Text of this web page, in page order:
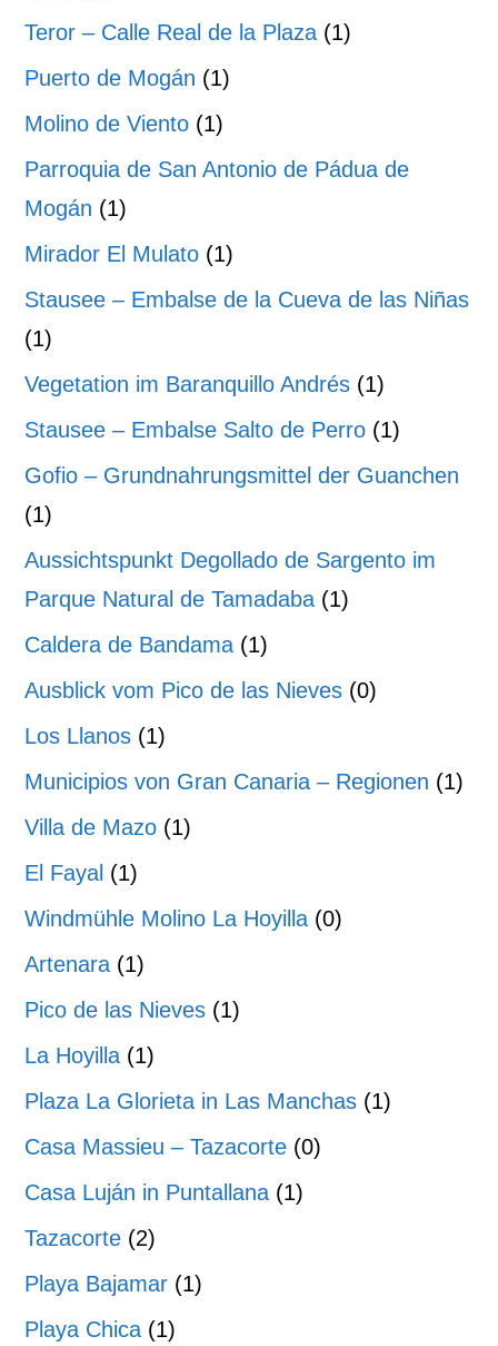
Teror – Calle Real de la Plaza (1)
Puerto de Mogán (1)
Molino de Viento (1)
Parroquia de San Antonio de Pádua de
Mogán (1)
Mirador El Mulato (1)
Stausee – Embalse de la Cueva de las Niñas
(1)
Vegetation im Baranquillo Andrés (1)
Stausee – Embalse Salto de Perro (1)
Gofio – Grundnahrungsmittel der Guanchen
(1)
Aussichtspunkt Degollado de Sargento im
Parque Natural de Tamadaba (1)
Caldera de Bandama (1)
Ausblick vom Pico de las Nieves (0)
Los Llanos (1)
Municipios von Gran Canaria – Regionen (1)
Villa de Mazo (1)
El Fayal (1)
Windmühle Molino La Hoyilla (0)
Artenara (1)
Pico de las Nieves (1)
La Hoyilla (1)
Plaza La Glorieta in Las Manchas (1)
Casa Massieu – Tazacorte (0)
Casa Luján in Puntallana (1)
Tazacorte (2)
Playa Bajamar (1)
Playa Chica (1)